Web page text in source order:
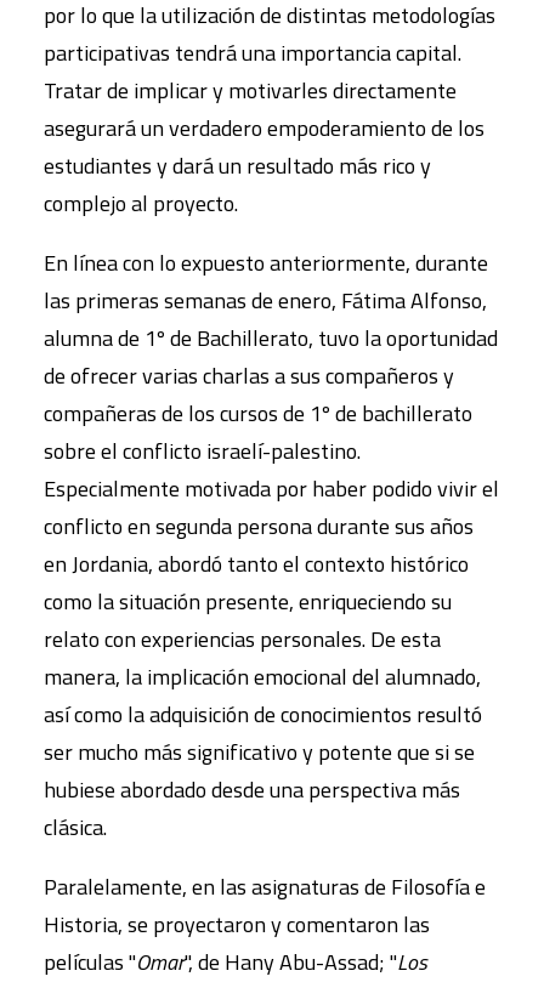
por lo que la utilización de distintas metodologías
participativas tendrá una importancia capital.
Tratar de implicar y motivarles directamente
asegurará un verdadero empoderamiento de los
estudiantes y dará un resultado más rico y
complejo al proyecto.
En línea con lo expuesto anteriormente, durante
las primeras semanas de enero, Fátima Alfonso,
alumna de 1º de Bachillerato, tuvo la oportunidad
de ofrecer varias charlas a sus compañeros y
compañeras de los cursos de 1º de bachillerato
sobre el conflicto israelí-palestino.
Especialmente motivada por haber podido vivir el
conflicto en segunda persona durante sus años
en Jordania, abordó tanto el contexto histórico
como la situación presente, enriqueciendo su
relato con experiencias personales. De esta
manera, la implicación emocional del alumnado,
así como la adquisición de conocimientos resultó
ser mucho más significativo y potente que si se
hubiese abordado desde una perspectiva más
clásica.
Paralelamente, en las asignaturas de Filosofía e
Historia, se proyectaron y comentaron las
películas "Omar", de Hany Abu-Assad; "Los